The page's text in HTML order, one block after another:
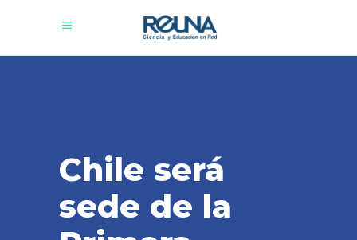
Chile será
sede de la